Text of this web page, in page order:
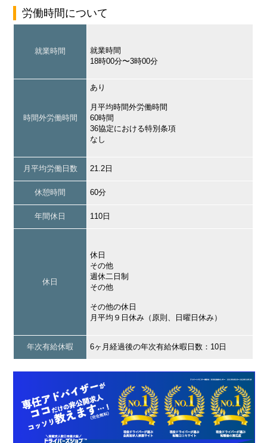
労働時間について
就業時間
就業時間
18時00分〜3時00分
時間外労働時間
あり
月平均時間外労働時間
60時間
36協定における特別条項
なし
月平均労働日数 21.2日
休憩時間 60分
年間休日 110日
休日
休日
その他
週休二日制
その他
その他の休日
月平均９日休み（原則、日曜日休み）
年次有給休暇 6ヶ月経過後の年次有給休暇日数：10日